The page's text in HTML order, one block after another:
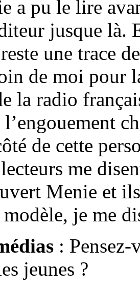
a pu le lire
jusque là.
une trace
de moi pour
la radio
de cette
me
Menie et
je me
:
jeunes ?